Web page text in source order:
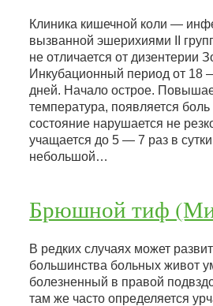
Клиника кишечной коли —
вызванной эшерихиями II
не отличается от дизентерии
Инкубационный период от 18
дней. Начало острое.
температура, появляется
состояние нарушается не
учащается до 5 — 7 раз в
небольшой…
Брюшной тиф
В редких случаях может
большинства больных живот
болезненный в правой
там же часто определяется